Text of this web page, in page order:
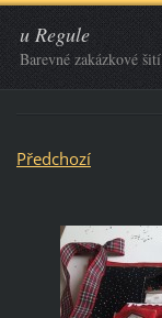
u Regule
Barevné zakázkové šití
Předchozí